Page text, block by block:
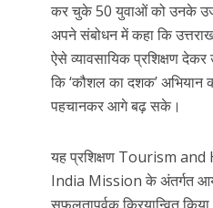
कर चुके 50 युवाओं को उनके
अपने संबोधन में कहा कि
ऐसे व्यावसायिक प्रशिक्षण देकर
कि ‘कौशल का दशक’ अभियान
पहचानकर आगे बढ़ सके।
यह प्रशिक्षण Tourism
India Mission के अंतर्गत